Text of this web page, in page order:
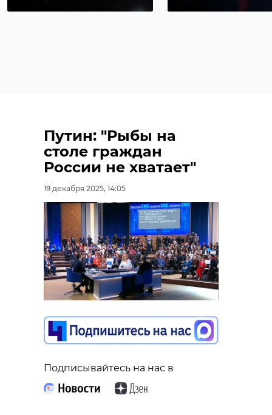
Путин: "Рыбы на
столе граждан
России не хватает"
19 декабря 2025, 14:05
Подписывайтесь на нас в